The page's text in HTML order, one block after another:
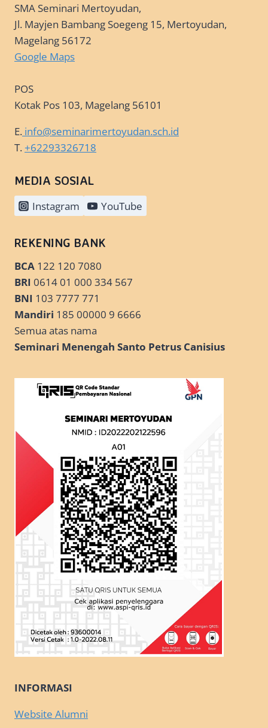
SMA Seminari Mertoyudan,
Jl. Mayjen Bambang Soegeng 15, Mertoyudan,
Magelang 56172
Google Maps
POS
Kotak Pos 103, Magelang 56101
E. info@seminarimertoyudan.sch.id
T.+62293326718
MEDIA SOSIAL
Instagram YouTube
REKENING BANK
BCA 122 120 7080
BRI 0614 01 000 334 567
BNI 103 7777 771
Mandiri 185 00000 9 6666
Semua atas nama
Seminari Menengah Santo Petrus Canisius
INFORMASI
Website Alumni